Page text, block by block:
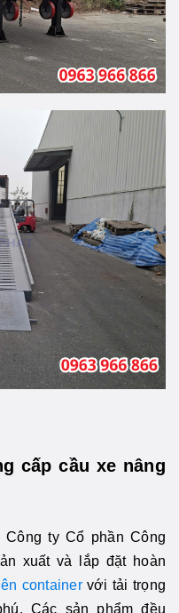
cấp cầu xe nâng
ty Cổ phần Công
xuất và lắp đặt hoàn
containervới tải trọng
Các sản phẩm đều